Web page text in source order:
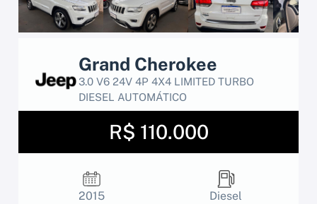
Grand Cherokee
3.0 V6 24V 4P 4X4 LIMITED TURBO
DIESEL AUTOMÁTICO
R$ 110.000
2015 Diesel